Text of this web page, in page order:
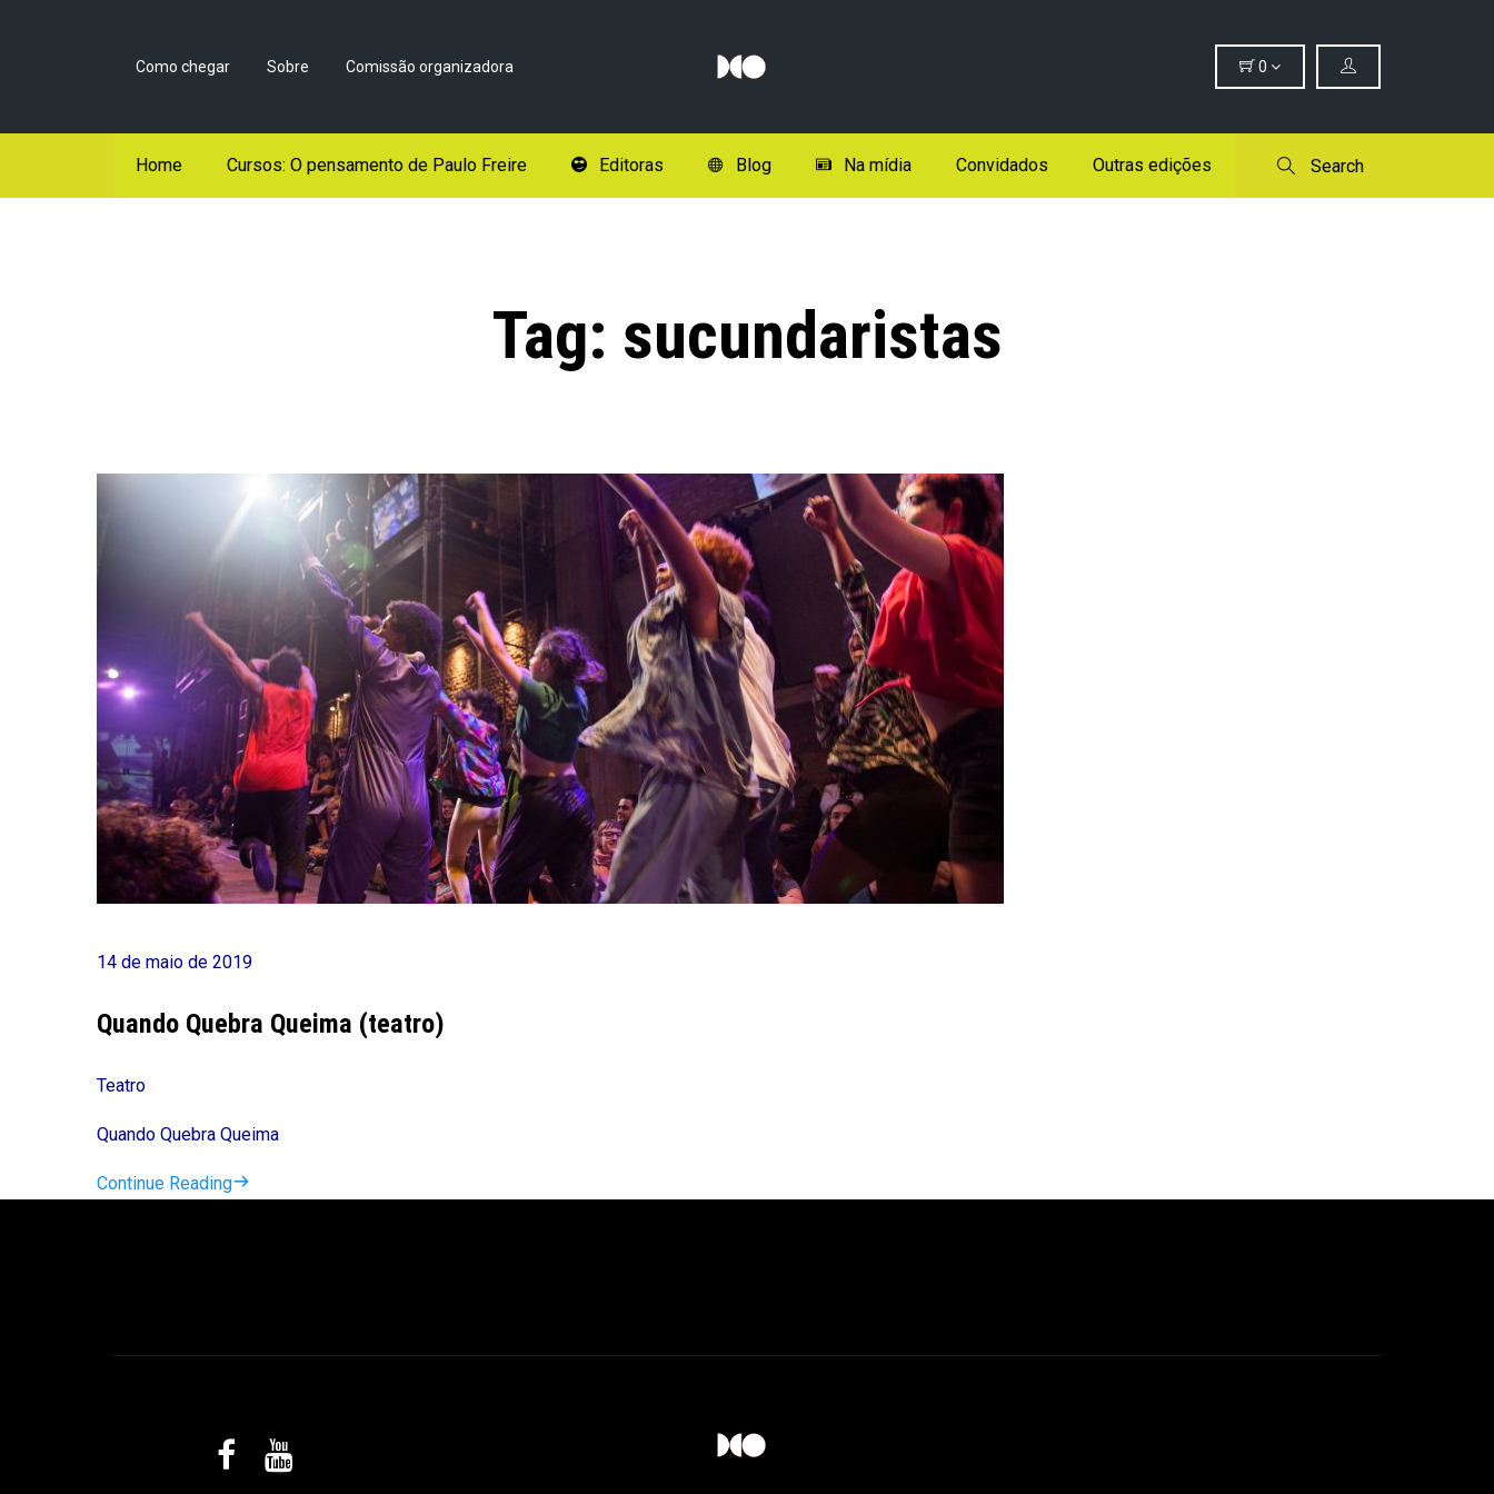
Como chegar Sobre Comissão organizadora 0
Home Cursos: O pensamento de Paulo Freire Editoras Blog Na mídia Convidados Outras edições Search
Tag: sucundaristas
14 de maio de 2019
Quando Quebra Queima (teatro)
Teatro
Quando Quebra Queima
Continue Reading